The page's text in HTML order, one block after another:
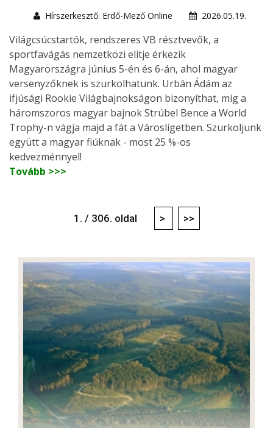
Hírszerkesztő: Erdő-Mező Online
2026.05.19.
Világcsúcstartók, rendszeres VB résztvevők, a
sportfavágás nemzetközi elitje érkezik
Magyarországra június 5-én és 6-án, ahol magyar
versenyzőknek is szurkolhatunk. Urbán Ádám az
ifjúsági Rookie Világbajnokságon bizonyíthat, míg a
háromszoros magyar bajnok Strúbel Bence a World
Trophy-n vágja majd a fát a Városligetben. Szurkoljunk
együtt a magyar fiúknak - most 25 %-os
kedvezménnyel!
Tovább >>>
1. / 306. oldal > >>